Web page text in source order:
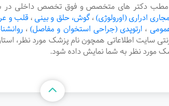
مطب دکتر های متخصص و فوق تخصص داخلی در
ادراری (اورولوژی)،گوش، حلق و بینی، قلب و
، ارتوپدی (جراحی استخوان و مفاصل) ،
سایت اطلاعاتی همچون نام پزشک مورد
مورد نظر به شما نمایش داده شود.